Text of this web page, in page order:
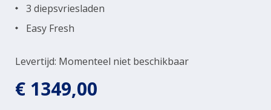
Levertijd: Momenteel niet beschikbaar
3 diepsvriesladen
Easy Fresh
€ 1349,00